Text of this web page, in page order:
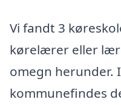
Vi fandt 3
kørelærer eller
omegn herunder.
kommunefindes